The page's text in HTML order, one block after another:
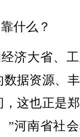
什么？
济大省、工
据资源、
这也正是
”河南省社